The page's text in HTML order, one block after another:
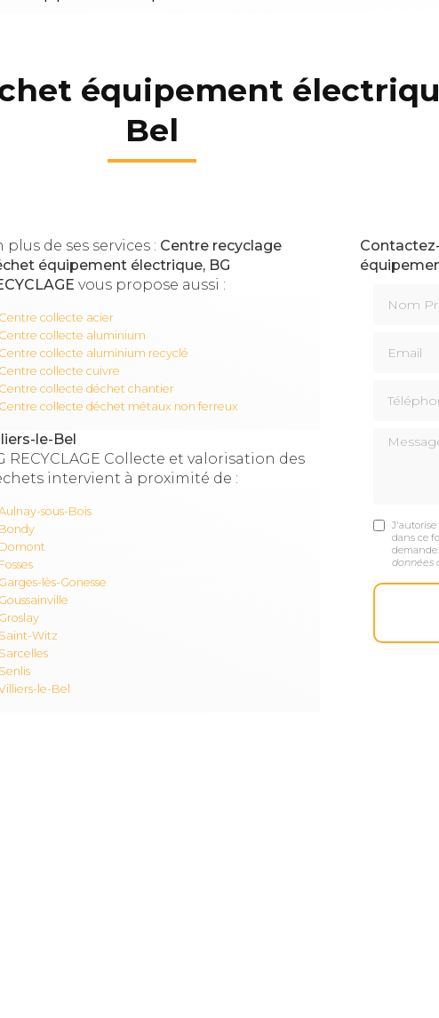
équipement
Bel
plus de ses services : Centre recyclage
équipement électrique, BG
vous propose aussi :
Centre collecte acier
Centre collecte aluminium
Centre collecte aluminium recyclé
Centre collecte cuivre
Centre collecte déchet chantier
Centre collecte déchet métaux non ferreux
le-Bel
RECYCLAGE Collecte et valorisation des
intervient à proximité de :
sous-Bois
Bondy
Domont
Fosses
Garges-lès-Gonesse
Goussainville
Groslay
Saint-Witz
Sarcelles
Senlis
le-Bel
Message
J'autorise
dans ce
demande.
données